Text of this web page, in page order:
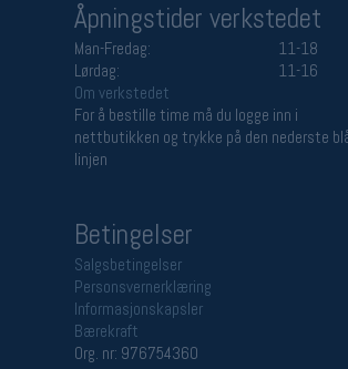
Åpningstider verkstedet
Man-Fredag:
11-18
Lørdag:
11-16
Om verkstedet
For å bestille time må du logge inn i
nettbutikken og trykke på den nederste
linjen
Betingelser
Salgsbetingelser
Personsvernerklæring
Informasjonskapsler
Bærekraft
Org. nr: 976754360